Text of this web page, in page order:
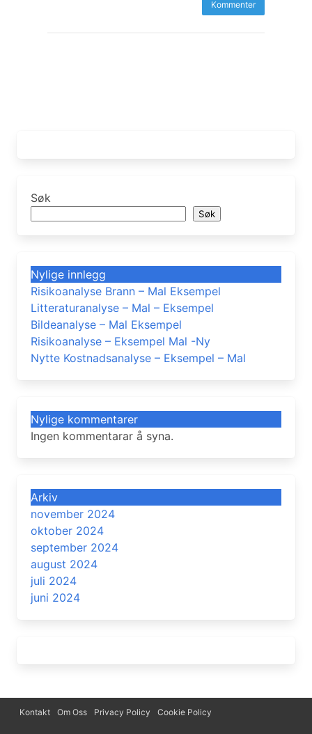
Søk
Søk
Nylige innlegg
Risikoanalyse Brann – Mal Eksempel
Litteraturanalyse – Mal – Eksempel
Bildeanalyse – Mal Eksempel
Risikoanalyse – Eksempel Mal -Ny
Nytte Kostnadsanalyse – Eksempel – Mal
Nylige kommentarer
Ingen kommentarar å syna.
Arkiv
november 2024
oktober 2024
september 2024
august 2024
juli 2024
juni 2024
Kontakt Om Oss Privacy Policy Cookie Policy